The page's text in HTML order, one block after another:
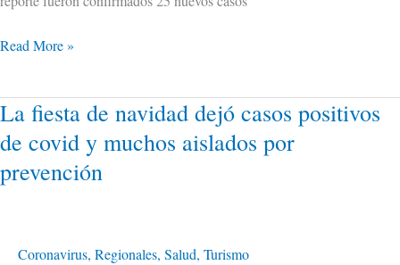
Read More »
La fiesta de navidad dejó casos positivos
de covid y muchos aislados por
prevención
Coronavirus, Regionales, Salud, Turismo
La
fiesta
de
navidad
positivos